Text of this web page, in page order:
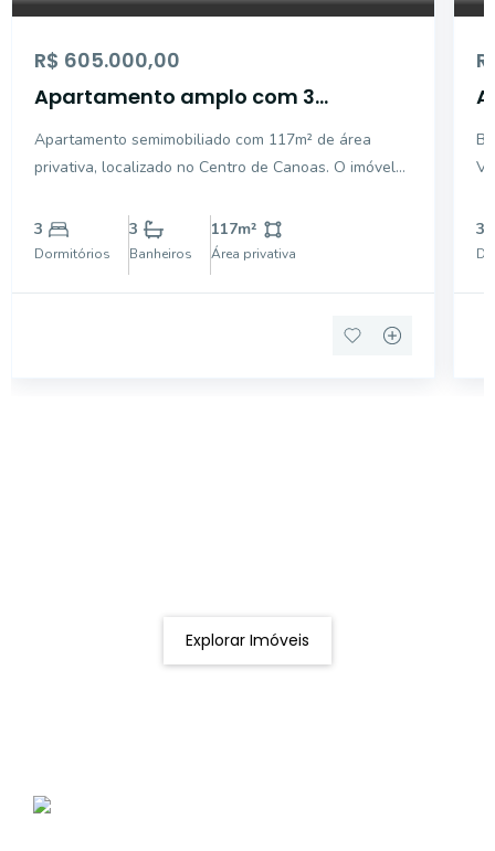
R$ 605.000,00
Apartamento amplo com 3
Apartamento semimobiliado com 117m² de área
privativa, localizado no Centro de Canoas. O imóvel
lavabo, ampla sala de estar e jantar, cozinha, área de
serviço e 1 vaga de garagem. Situado em andar alto,
3
Dormitórios
3
Banheiros
117m²
Área privativa
3
Explorar Imóveis